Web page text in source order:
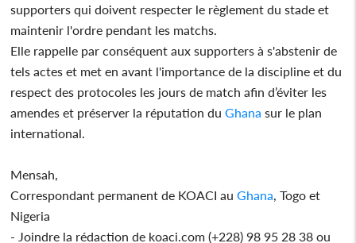
supporters qui doivent respecter le règlement du stade et
maintenir l'ordre pendant les matchs.
Elle rappelle par conséquent aux supporters à s'abstenir de
tels actes et met en avant l'importance de la discipline et du
respect des protocoles les jours de match afin d’éviter les
amendes et préserver la réputation duGhana sur le plan
international.
Mensah,
Correspondant permanent de KOACI auGhana , Togo et
Nigeria
- Joindre la rédaction de koaci.com (+228) 98 95 28 38 ou